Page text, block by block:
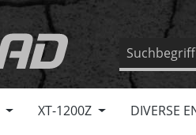
XT-1200Z DIVERSE